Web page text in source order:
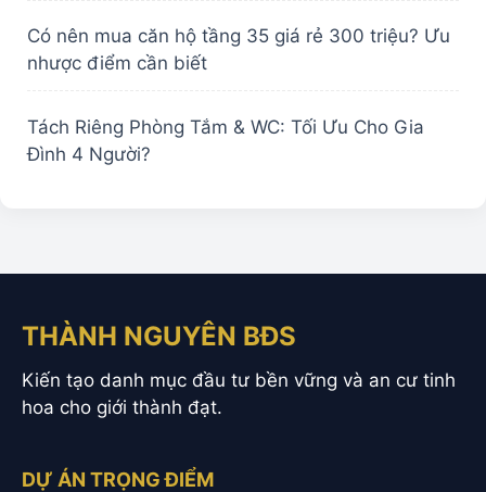
Có nên mua căn hộ tầng 35 giá rẻ 300 triệu? Ưu
nhược điểm cần biết
Tách Riêng Phòng Tắm & WC: Tối Ưu Cho Gia
Đình 4 Người?
THÀNH NGUYÊN BĐS
Kiến tạo danh mục đầu tư bền vững và an cư tinh
hoa cho giới thành đạt.
DỰ ÁN TRỌNG ĐIỂM